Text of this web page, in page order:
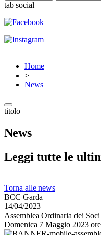
tab social
Home
>
News
titolo
News
Leggi tutte le
Torna alle news
BCC Garda
14/04/2023
Assemblea Ordinaria dei
Domenica 7 Maggio 2023